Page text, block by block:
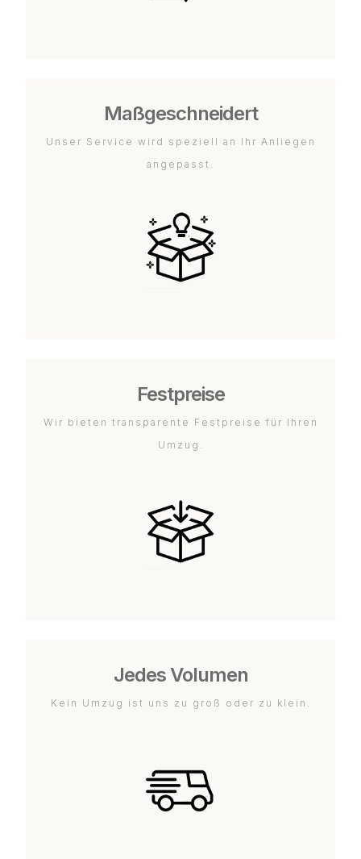
Maßgeschneidert
Unser Service wird speziell an Ihr Anliegen
angepasst.
Festpreise
Wir bieten transparente Festpreise für Ihren
Umzug.
Jedes Volumen
Kein Umzug ist uns zu groß oder zu klein.